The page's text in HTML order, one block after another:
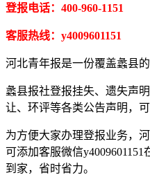
登报电话：400-960-1151
客服热线：y4009601151
河北青年报是一份覆盖蠡县的
蠡县报社登报挂失、遗失声
让、环评等各类公告声明，
为方便大家办理登报业务，
可添加客服微信
到家，省时省力。